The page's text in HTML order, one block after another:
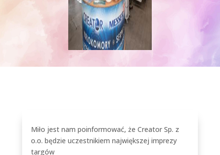
Miło jest nam poinformować, że Creator Sp. z
o.o. będzie uczestnikiem największej imprezy
targów